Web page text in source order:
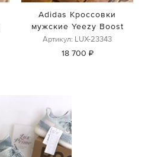
Adidas Кроссовки
мужские Yeezy Boost
Артикул: LUX-23343
18 700 ₽